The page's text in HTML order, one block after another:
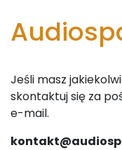
Jeśli masz
skontaktuj się za
e-mail.